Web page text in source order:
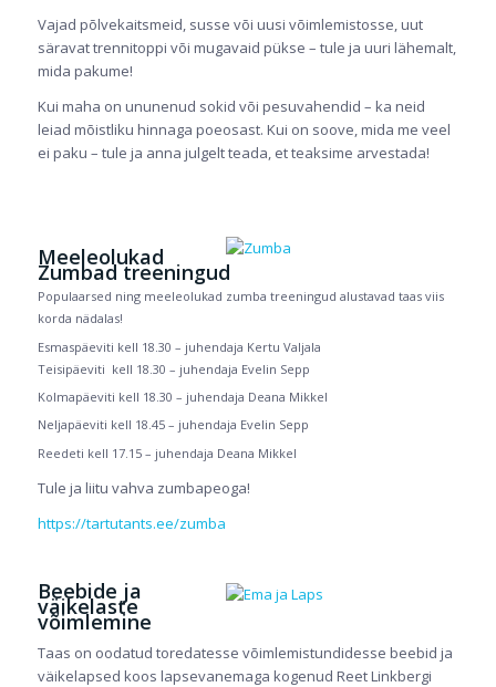
Vajad põlvekaitsmeid, susse või uusi võimlemistosse, uut
säravat trennitoppi või mugavaid pükse – tule ja uuri lähemalt,
mida pakume!
Kui maha on ununenud sokid või pesuvahendid – ka neid
leiad mõistliku hinnaga poeosast. Kui on soove, mida me veel
ei paku – tule ja anna julgelt teada, et teaksime arvestada!
Meeleolukad
Zumbad treeningud
Populaarsed ning meeleolukad zumba treeningud alustavad taas viis
korda nädalas!
Esmaspäeviti kell 18.30 – juhendaja Kertu Valjala
Teisipäeviti kell 18.30 – juhendaja Evelin Sepp
Kolmapäeviti kell 18.30 – juhendaja Deana Mikkel
Neljapäeviti kell 18.45 – juhendaja Evelin Sepp
Reedeti kell 17.15 – juhendaja Deana Mikkel
Tule ja liitu vahva zumbapeoga!
https://tartutants.ee/zumba
Beebide ja
väikelaste
võimlemine
Taas on oodatud toredatesse võimlemistundidesse beebid ja
väikelapsed koos lapsevanemaga kogenud Reet Linkbergi